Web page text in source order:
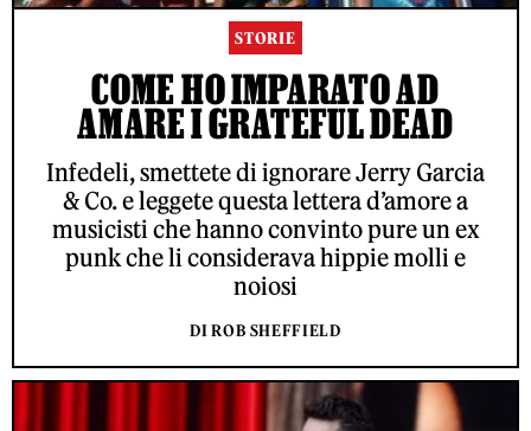
STORIE
COME HO IMPARATO AD
AMARE I GRATEFUL DEAD
Infedeli, smettete di ignorare Jerry Garcia
& Co. e leggete questa lettera d’amore a
musicisti che hanno convinto pure un ex
punk che li considerava hippie molli e
noiosi
DI ROB SHEFFIELD